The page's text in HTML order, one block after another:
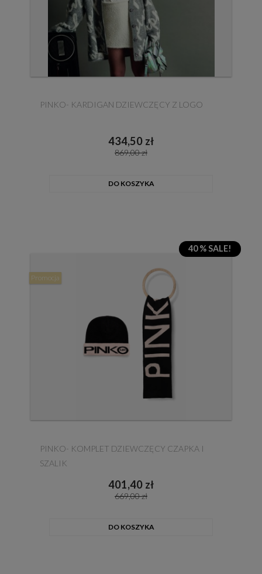
PINKO- KARDIGAN DZIEWCZĘCY Z LOGO
434,50 zł
869,00 zł
DO KOSZYKA
40 % SALE!
PINKO- KOMPLET DZIEWCZĘCY CZAPKA I
SZALIK
401,40 zł
669,00 zł
DO KOSZYKA
Promocja